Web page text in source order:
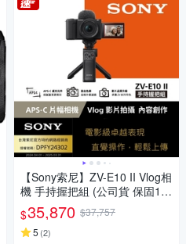
【Sony索尼】ZV-E10 II Vlog相
機 手持握把組 (公司貨 保固18
+6個月)
$35,870 $37,757
5 (2)